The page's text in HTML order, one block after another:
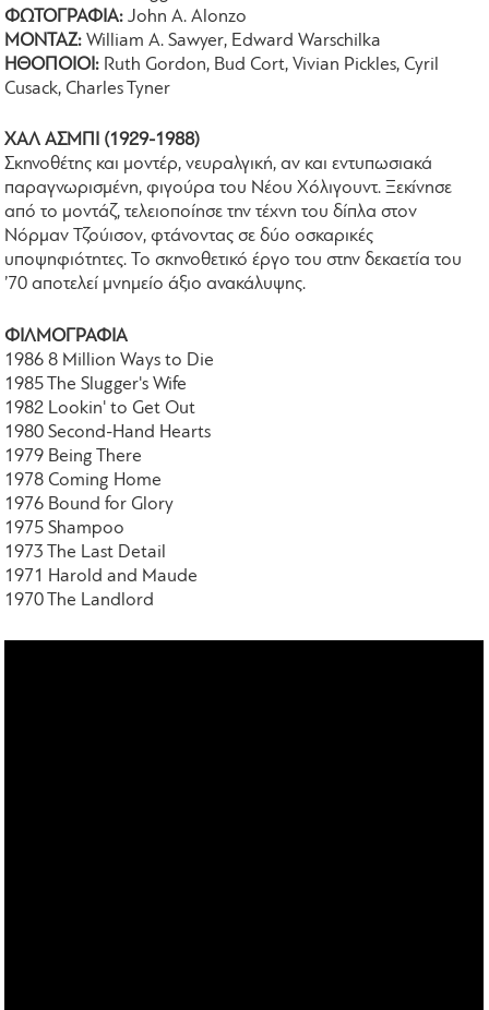
ΦΩΤΟΓΡΑΦΙΑ: John A. Alonzo
ΜΟΝΤΑΖ: William A. Sawyer, Edward Warschilka
​ΗΘΟΠΟΙΟΙ: Ruth Gordon, Bud Cort, Vivian Pickles, Cyril
Cusack, Charles Tyner
ΧΑΛ ΑΣΜΠΙ (1929-1988)
Σκηνοθέτης και μοντέρ, νευραλγική, αν και εντυπωσιακά
παραγνωρισμένη, φιγούρα του Νέου Χόλιγουντ. Ξεκίνησε
από το μοντάζ, τελειοποίησε την τέχνη του δίπλα στον
Νόρμαν Τζούισον, φτάνοντας σε δύο οσκαρικές
υποψηφιότητες. Το σκηνοθετικό έργο του στην δεκαετία του
’70 αποτελεί μνημείο άξιο ανακάλυψης.
ΦΙΛΜΟΓΡΑΦΙΑ
1986 8 Million Ways to Die
1985 The Slugger's Wife
1982 Lookin' to Get Out
1980 Second-Hand Hearts
1979 Being There
1978 Coming Home
1976 Bound for Glory
1975 Shampoo
1973 The Last Detail
1971 Harold and Maude
1970 The Landlord